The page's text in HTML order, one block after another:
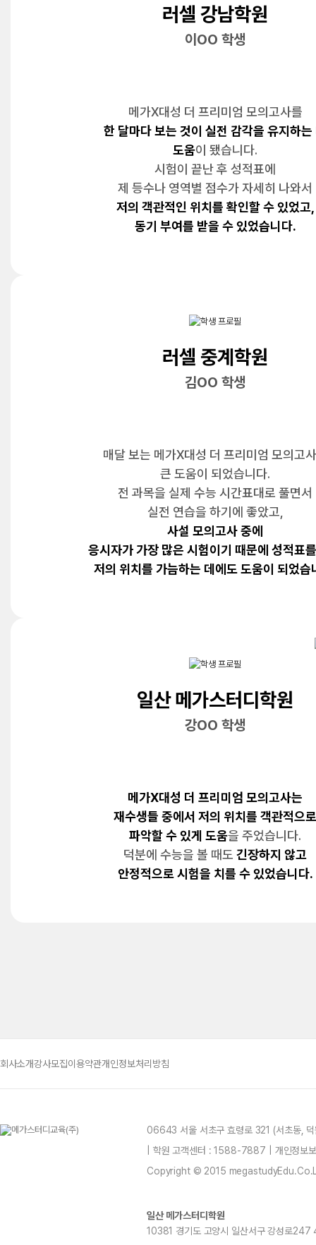
러셀 강남학원
이OO 학생
메가X대성 더 프리미엄 모의고사를
한 달마다 보는 것이 실전 감각을 유지하는
도움이 됐습니다.
시험이 끝난 후 성적표에
제 등수나 영역별 점수가 자세히 나와서
저의 객관적인 위치를 확인할 수 있었고,
동기 부여를 받을 수 있었습니다.
러셀 중계학원
김OO 학생
매달 보는 메가X대성 더 프리미엄 모의고
큰 도움이 되었습니다.
전 과목을 실제 수능 시간표대로 풀면서
실전 연습을 하기에 좋았고,
사설 모의고사 중에
응시자가 가장 많은 시험이기 때문에 성적표
저의 위치를 가늠하는 데에도 도움이 되었습
일산 메가스터디학원
강OO 학생
메가X대성 더 프리미엄 모의고사는
재수생들 중에서 저의 위치를 객관적으로
파악할 수 있게 도움을 주었습니다.
덕분에 수능을 볼 때도 긴장하지 않고
안정적으로 시험을 치를 수 있었습니다.
회사소개강사모집이용약관개인정보처리방침
06643 서울 서초구 효령로 321 (서초동,
| 학원 고객센터 : 1588-7887 | 개인정보
Copyright © 2015
일산 메가스터디학원
10381 경기도 고양시 일산서구 강성로